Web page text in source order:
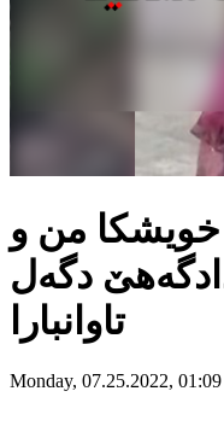
خویشكا من و
دگه‌ل
تاوانبارا
Monday, 07.25.2022,